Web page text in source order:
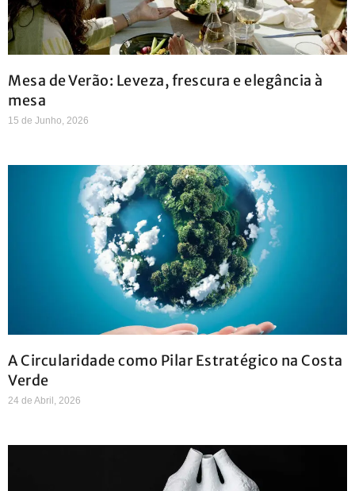
Mesa de Verão: Leveza, frescura e elegância à
mesa
15 de Junho, 2026
A Circularidade como Pilar Estratégico na Costa
Verde
24 de Abril, 2026